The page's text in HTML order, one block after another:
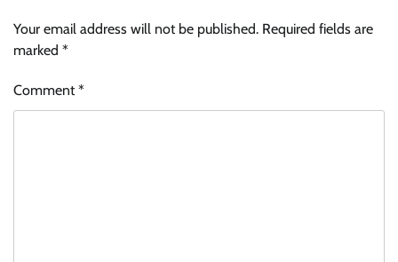
Your email address will not be published. Required fields are
marked *
Comment*